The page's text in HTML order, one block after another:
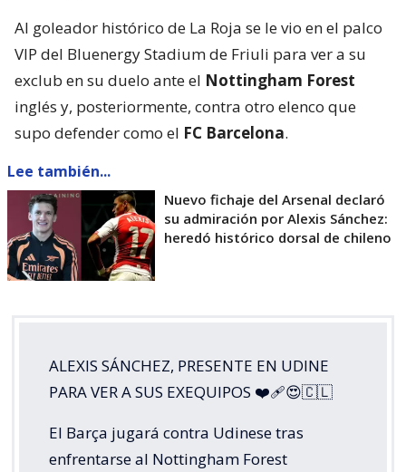
Al goleador histórico de La Roja se le vio en el palco
VIP del Bluenergy Stadium de Friuli para ver a su
exclub en su duelo ante el Nottingham Forest
inglés y, posteriormente, contra otro elenco que
supo defender como el FC Barcelona.
Lee también...
Nuevo fichaje del Arsenal declaró
su admiración por Alexis Sánchez:
heredó histórico dorsal de chileno
ALEXIS SÁNCHEZ, PRESENTE EN UDINE
PARA VER A SUS EXEQUIPOS ❤️‍🩹😍🇨🇱
El Barça jugará contra Udinese tras
enfrentarse al Nottingham Forest